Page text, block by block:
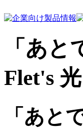
「あ
Flet's
「あと